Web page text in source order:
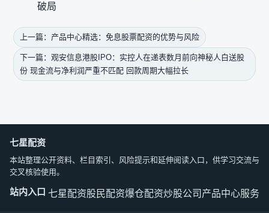
破局
上一篇：产品中心精选：免息股票配资的优势与风险
下一篇：观安信息港股IPO：实控人在递表数月前向神秘人白送股
份 现金流与净利润严重不匹配 回款周期大幅拉长
七星配资
本站整理公开资料、栏目索引、风险提示和延伸阅读入口，供学习交流与
交叉核验使用。
站内入口 七星配资股民配资爆仓配资炒股公司 产品中心服务